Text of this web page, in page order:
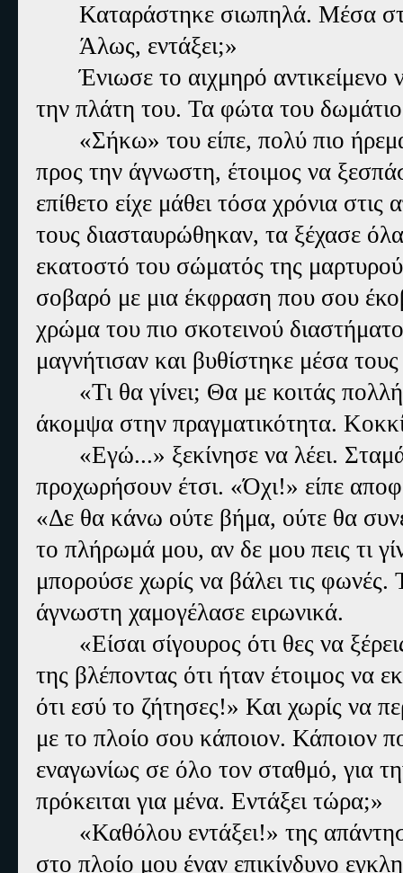
Καταράστηκε σιωπηλά. Μέσα
Άλως, εντάξει;»
Ένιωσε το αιχμηρό
την πλάτη του. Τα φώτα του
«Σήκω» του είπε, πολύ πιο
προς την άγνωστη, έτοιμος να
επίθετο είχε μάθει τόσα χρόνια
τους διασταυρώθηκαν, τα ξέχασε
εκατοστό του σώματός της
σοβαρό με μια έκφραση που σου
χρώμα του πιο σκοτεινού
μαγνήτισαν και βυθίστηκε μέσα
«Τι θα γίνει; Θα με κοιτάς
άκομψα στην πραγματικότητα.
«Εγώ...» ξεκίνησε να λέει.
προχωρήσουν έτσι. «Όχι!» είπε
«Δε θα κάνω ούτε βήμα, ούτε θα
το πλήρωμά μου, αν δε μου πεις τι
μπορούσε χωρίς να βάλει τις
άγνωστη χαμογέλασε ειρωνικά.
«Είσαι σίγουρος ότι θες να
της βλέποντας ότι ήταν έτοιμος να
ότι εσύ το ζήτησες!» Και χωρίς να
με το πλοίο σου κάποιον. Κάποιον
εναγωνίως σε όλο τον σταθμό, για
πρόκειται για μένα. Εντάξει τώρα;»
«Καθόλου εντάξει!» της
στο πλοίο μου έναν επικίνδυνο